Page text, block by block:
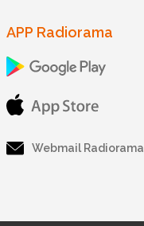
APP Radiorama
Webmail Radiorama